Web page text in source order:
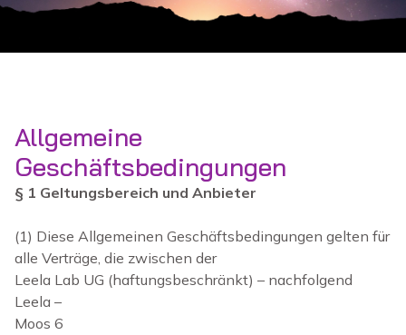
Allgemeine
Geschäftsbedingungen
§ 1 Geltungsbereich und Anbieter
(1) Diese Allgemeinen Geschäftsbedingungen gelten für
alle Verträge, die zwischen der
Leela Lab UG (haftungsbeschränkt) – nachfolgend
Leela –
Moos 6